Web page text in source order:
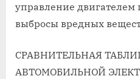
управление двигателем
выбросы вредных
СРАВНИТЕЛЬНАЯ
АВТОМОБИЛЬНОЙ